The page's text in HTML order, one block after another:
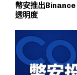
幣安推出
透明度